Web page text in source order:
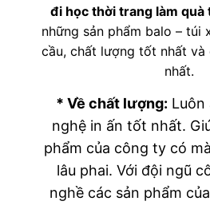
đi học thời trang làm quà
những sản phẩm balo – túi
cầu, chất lượng tốt nhất và
nhất.
* Về chất lượng: Luôn
nghệ in ấn tốt nhất.
phẩm của công ty có
lâu phai. Với đội ngũ
nghề các sản phẩm